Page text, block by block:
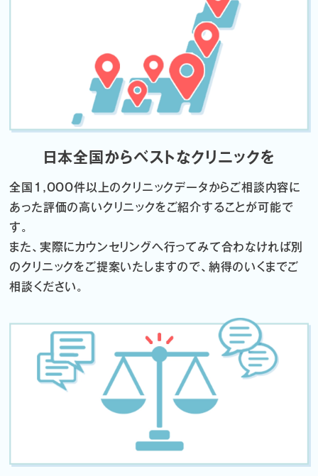
日本全国からベストなクリニックを
全国1,000件以上のクリニックデータからご相談内容に
あった評価の高いクリニックをご紹介することが可能で
す。
また、実際にカウンセリングへ行ってみて合わなければ別
のクリニックをご提案いたしますので、納得のいくまでご
相談ください。